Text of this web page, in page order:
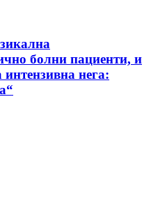
болни пациенти, и
нега: